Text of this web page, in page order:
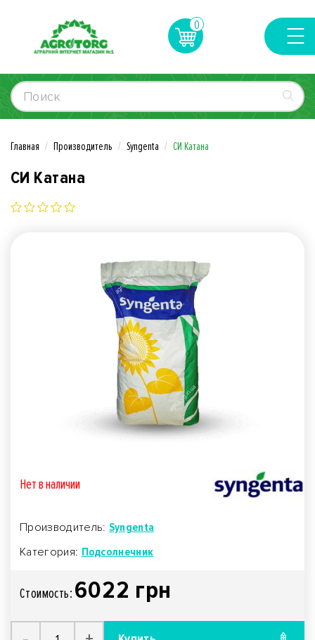
0
Главная Производитель Syngenta СИ Катана
СИ Катана
Нет в наличии
Производитель: Syngenta
Категория: Подсолнечник
Стоимость: 6022 грн